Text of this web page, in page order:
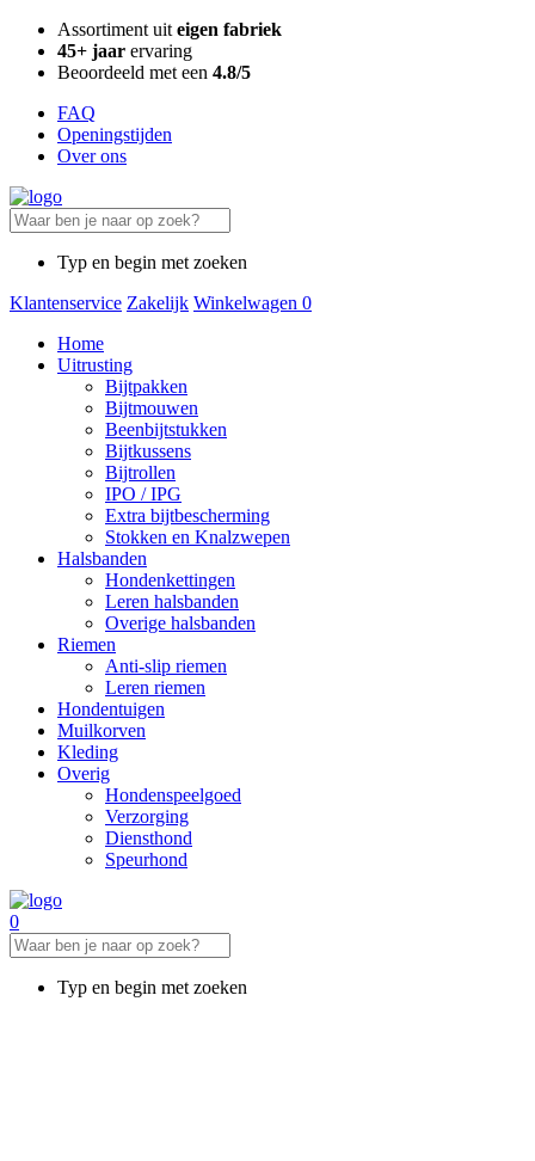
Assortiment uit eigen fabriek
45+ jaar ervaring
Beoordeeld met een 4.8/5
FAQ
Openingstijden
Over ons
Typ en begin met zoeken
Klantenservice Zakelijk Winkelwagen 0
Home
Uitrusting
Bijtpakken
Bijtmouwen
Beenbijtstukken
Bijtkussens
Bijtrollen
IPO / IPG
Extra bijtbescherming
Stokken en Knalzwepen
Halsbanden
Hondenkettingen
Leren halsbanden
Overige halsbanden
Riemen
Anti-slip riemen
Leren riemen
Hondentuigen
Muilkorven
Kleding
Overig
Hondenspeelgoed
Verzorging
Diensthond
Speurhond
0
Typ en begin met zoeken